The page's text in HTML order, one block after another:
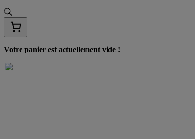
Votre panier est actuellement vide !